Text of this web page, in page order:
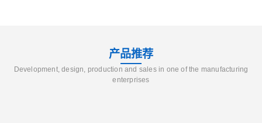
产品推荐
Development, design, production and sales in one of the manufacturing
enterprises